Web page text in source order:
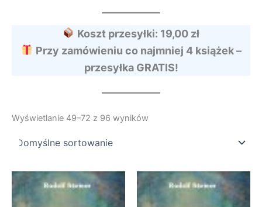
Koszt przesyłki: 19,00 zł
Przy zamówieniu co najmniej 4 książek –
przesyłka GRATIS!
Wyświetlanie 49–72 z 96 wyników